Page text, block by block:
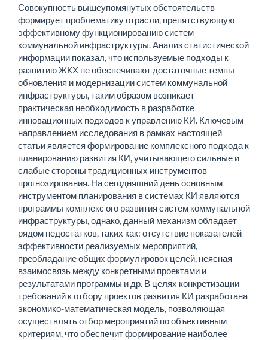
Совокупность вышеупомянутых обстоятельств
формирует проблематику отрасли, препятствующую
эффективному функционированию систем
коммунальной инфраструктуры. Анализ статистической
информации показал, что используемые подходы к
развитию ЖКХ не обеспечивают достаточные темпы
обновления и модернизации систем коммунальной
инфраструктуры, таким образом возникает
практическая необходимость в разработке
инновационных подходов к управлению КИ. Ключевым
направлением исследования в рамках настоящей
статьи является формирование комплексного подхода к
планированию развития КИ, учитывающего сильные и
слабые стороны традиционных инструментов
прогнозирования. На сегодняшний день основным
инструментом планирования в системах КИ являются
программы комплекс ого развития систем коммунальной
инфраструктуры, однако, данный механизм обладает
рядом недостатков, таких как: отсутствие показателей
эффективности реализуемых мероприятий,
преобладание общих формулировок целей, неясная
взаимосвязь между конкретными проектами и
результатами программы и др. В целях конкретизации
требований к отбору проектов развития КИ разработана
экономико-математическая модель, позволяющая
осуществлять отбор мероприятий по объективным
критериям, что обеспечит формирование наиболее